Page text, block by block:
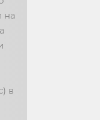
на
в